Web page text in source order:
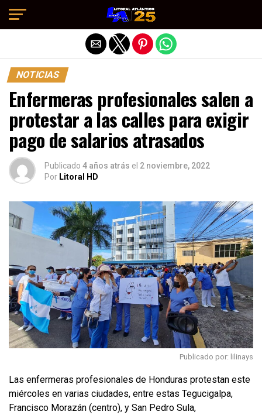
NOTICIAS
Enfermeras profesionales salen a
protestar a las calles para exigir
pago de salarios atrasados
Publicado 4 años atrás el 2 noviembre, 2022
Por Litoral HD
Publicado por: lilinays
Las enfermeras profesionales de Honduras protestan este
miércoles en varias ciudades, entre estas Tegucigalpa,
Francisco Morazán (centro), y San Pedro Sula,
Salir de la versión móvil